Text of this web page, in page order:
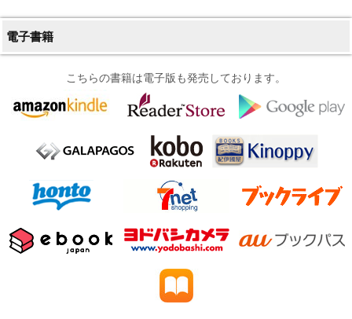
電子書籍
こちらの書籍は電子版も発売しております。